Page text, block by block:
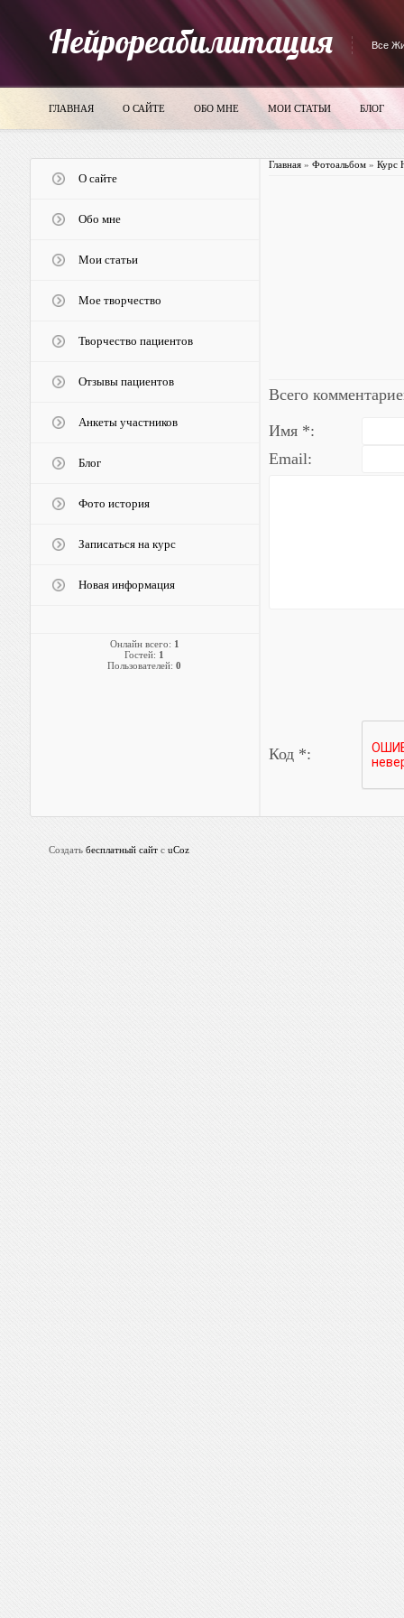
Нейрореабилитация Все
ГЛАВНАЯ О САЙТЕ ОБО МНЕ МОИ СТАТЬИ БЛОГ
О сайте
Обо мне
Мои статьи
Мое творчество
Творчество пациентов
Отзывы пациентов
Анкеты участников
Блог
Фото история
Записаться на курс
Новая информация
Онлайн всего: 1
Гостей: 1
Пользователей: 0
Главная» Фотоальбом» Курс
Всего
Имя *:
Email:
Код *:
Создать бесплатный сайт с uCoz